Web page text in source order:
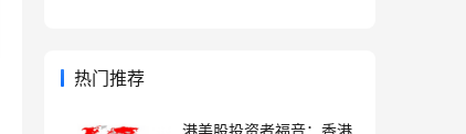
热门推荐
港美股投资者福音：香港